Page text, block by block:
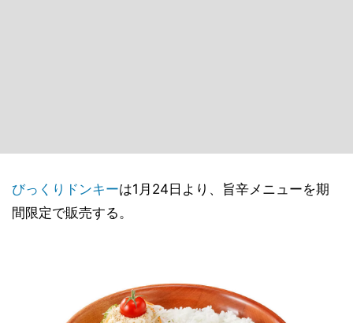
びっくりドンキーは1月24日より、旨辛メニューを期
間限定で販売する。